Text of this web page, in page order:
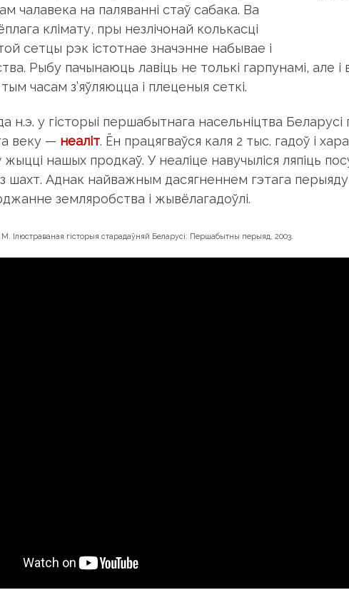
чалавека на паляванні стаў сабака. Ва
клімату, пры незлічонай колькасці
сетцы рэк істотнае значэнне набывае і
Рыбу пачынаюць лавіць не толькі гарпунамі, але і
часам з’яўляюцца і плеценыя сеткі.
н.э. у гісторыі першабытнага насельніцтва
веку — неаліт. Ён працягваўся каля 2 тыс. гадоў і
жыцці нашых продкаў. У неаліце навучыліся ляпіць
шахт. Аднак найважным дасягненнем гэтага
земляробства і жывёлагадоўлі.
Ілюстраваная гісторыя старадаўняй Беларусі: Першабытны перыяд, 2003.